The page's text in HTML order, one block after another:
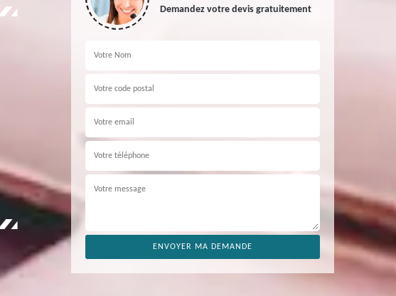
Demandez votre devis gratuitement